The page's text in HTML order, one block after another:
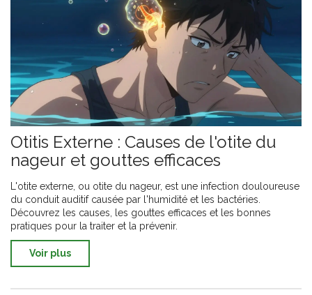
Otitis Externe : Causes de l'otite du
nageur et gouttes efficaces
L'otite externe, ou otite du nageur, est une infection douloureuse
du conduit auditif causée par l'humidité et les bactéries.
Découvrez les causes, les gouttes efficaces et les bonnes
pratiques pour la traiter et la prévenir.
Voir plus